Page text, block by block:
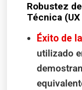
Robustez
Técnica
Éxito de
utilizado